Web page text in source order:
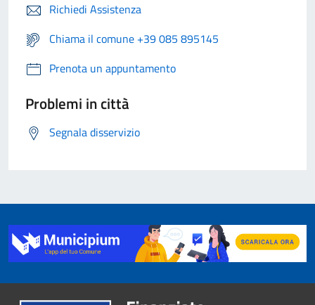
Richiedi Assistenza
Chiama il comune +39 085 895145
Prenota un appuntamento
Problemi in città
Segnala disservizio